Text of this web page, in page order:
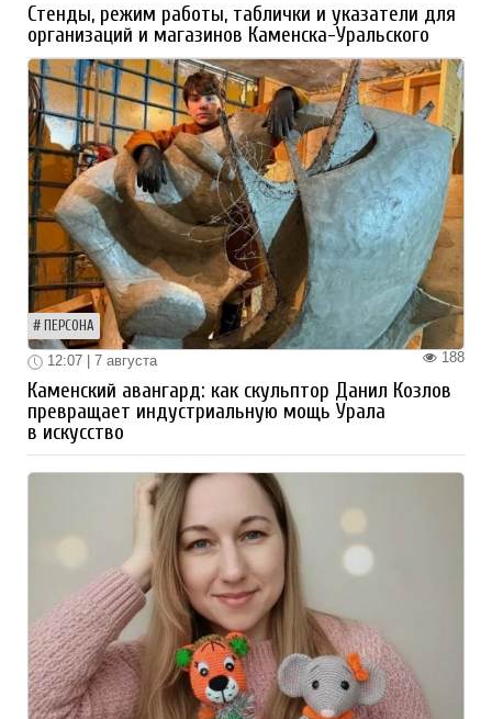
Стенды, режим работы, таблички и указатели для
организаций и магазинов Каменска-Уральского
ПЕРСОНА
188
12:07 | 7 августа
Каменский авангард: как скульптор Данил Козлов
превращает индустриальную мощь Урала
в искусство